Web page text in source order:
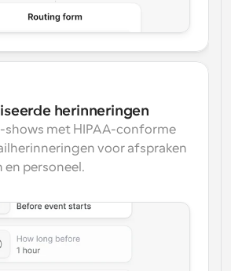
herinneringen
shows met HIPAA-conforme
voor afspraken
personeel.